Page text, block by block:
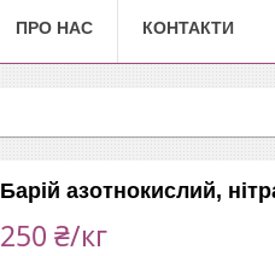
ПРО НАС КОНТАКТИ
Барій азотнокислий,
250 ₴/кг